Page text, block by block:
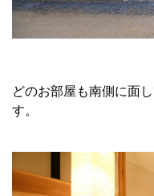
どのお部屋も南側に面
す。